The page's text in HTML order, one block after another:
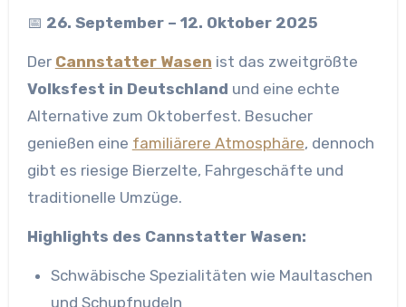
📅 26. September – 12. Oktober 2025
Der Cannstatter Wasen ist das zweitgrößte
Volksfest in Deutschland und eine echte
Alternative zum Oktoberfest. Besucher
genießen eine familiärere Atmosphäre, dennoch
gibt es riesige Bierzelte, Fahrgeschäfte und
traditionelle Umzüge.
Highlights des Cannstatter Wasen:
Schwäbische Spezialitäten wie Maultaschen
und Schupfnudeln